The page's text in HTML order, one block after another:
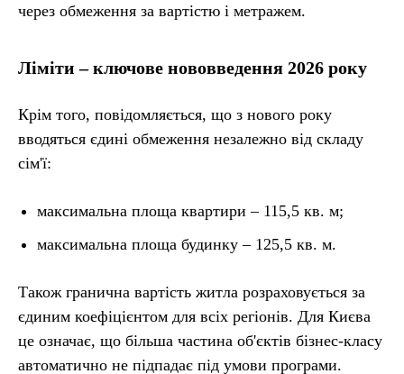
через обмеження за вартістю і метражем.
Ліміти – ключове нововведення 2026 року
Крім того, повідомляється, що з нового року
вводяться єдині обмеження незалежно від складу
сім'ї:
максимальна площа квартири – 115,5 кв. м;
максимальна площа будинку – 125,5 кв. м.
Також гранична вартість житла розраховується за
єдиним коефіцієнтом для всіх регіонів. Для Києва
це означає, що більша частина об'єктів бізнес-класу
автоматично не підпадає під умови програми.